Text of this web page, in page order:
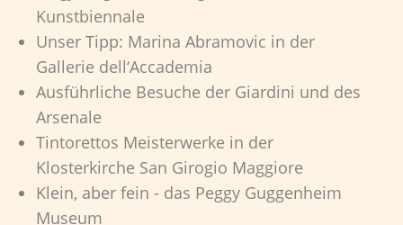
Kunstbiennale
Unser Tipp: Marina Abramovic in der
Gallerie dell‘Accademia
Ausführliche Besuche der Giardini und des
Arsenale
Tintorettos Meisterwerke in der
Klosterkirche San Girogio Maggiore
Klein, aber fein - das Peggy Guggenheim
Museum